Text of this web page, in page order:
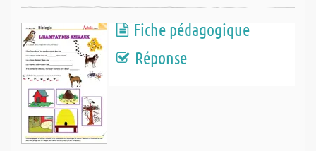
Fiche pédagogique
Réponse